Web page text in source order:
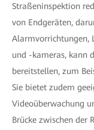
Straßeninspektion
von Endgeräten,
Alarmvorrichtungen,
und -kameras, kann
bereitstellen, zum
Sie bietet zudem
Videoüberwachung
Brücke zwischen der